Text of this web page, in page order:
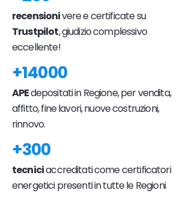
recensionivere e certificate su
Trustpilot, giudizio complessivo
eccellente!
+14000
APEdepositati in Regione, per vendita,
affitto, fine lavori, nuove costruzioni,
rinnovo.
+300
tecniciaccreditati come certificatori
energetici presenti in tutte le Regioni